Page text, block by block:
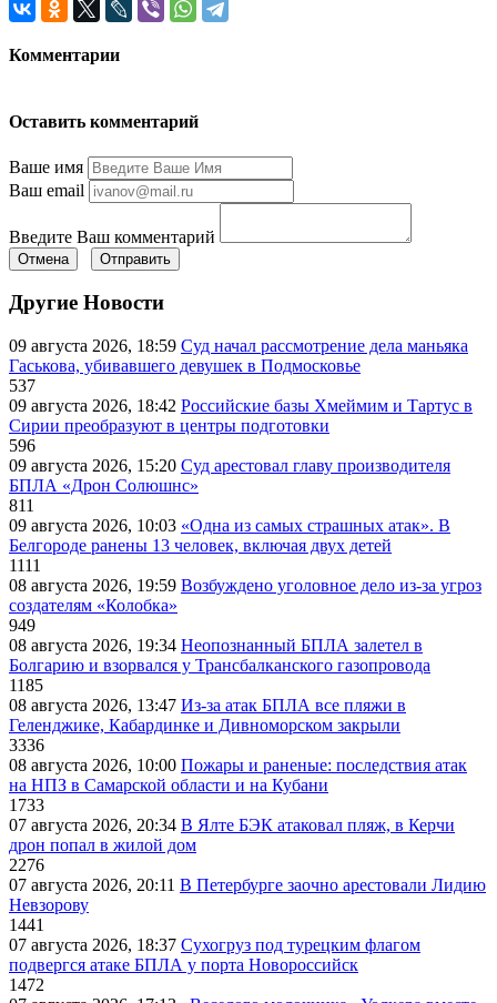
Комментарии
Оставить комментарий
Ваше имя
Ваш email
Введите Ваш комментарий
Отмена Отправить
Другие Новости
09 августа 2026, 18:59 Суд начал рассмотрение дела маньяка
Гаськова, убивавшего девушек в Подмосковье
537
09 августа 2026, 18:42 Российские базы Хмеймим и Тартус в
Сирии преобразуют в центры подготовки
596
09 августа 2026, 15:20 Суд арестовал главу производителя
БПЛА «Дрон Солюшнс»
811
09 августа 2026, 10:03 «Одна из самых страшных атак». В
Белгороде ранены 13 человек, включая двух детей
1111
08 августа 2026, 19:59 Возбуждено уголовное дело из-за угроз
создателям «Колобка»
949
08 августа 2026, 19:34 Неопознанный БПЛА залетел в
Болгарию и взорвался у Трансбалканского газопровода
1185
08 августа 2026, 13:47 Из-за атак БПЛА все пляжи в
Геленджике, Кабардинке и Дивноморском закрыли
3336
08 августа 2026, 10:00 Пожары и раненые: последствия атак
на НПЗ в Самарской области и на Кубани
1733
07 августа 2026, 20:34 В Ялте БЭК атаковал пляж, в Керчи
дрон попал в жилой дом
2276
07 августа 2026, 20:11 В Петербурге заочно арестовали Лидию
Невзорову
1441
07 августа 2026, 18:37 Сухогруз под турецким флагом
подвергся атаке БПЛА у порта Новороссийск
1472